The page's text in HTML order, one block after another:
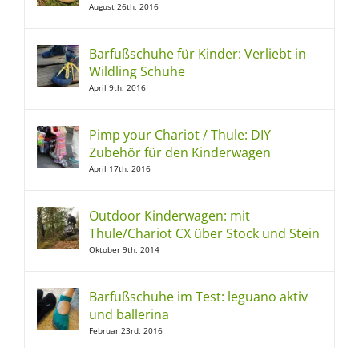
August 26th, 2016
Barfußschuhe für Kinder: Verliebt in
Wildling Schuhe
April 9th, 2016
Pimp your Chariot / Thule: DIY
Zubehör für den Kinderwagen
April 17th, 2016
Outdoor Kinderwagen: mit
Thule/Chariot CX über Stock und Stein
Oktober 9th, 2014
Barfußschuhe im Test: leguano aktiv
und ballerina
Februar 23rd, 2016